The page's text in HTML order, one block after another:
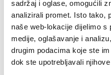
sadržaj i oglase, omogućili
analizirali promet. Isto tako,
naše web-lokacije dijelimo s
medije, oglašavanje i
drugim podacima koje ste
dok ste upotrebljavali njihove
SPACE2TALK:
intuicija i instinkt]
Pogledajte epizodu #14